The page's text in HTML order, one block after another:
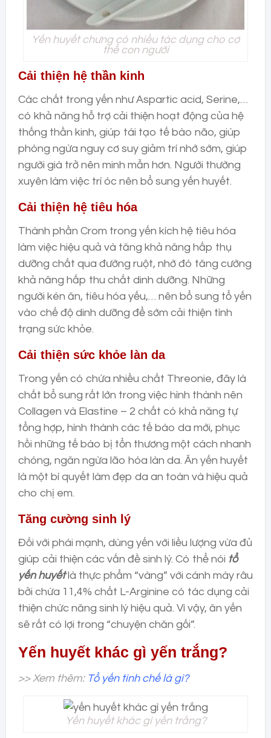
Yến huyết chưng có nhiều tác dụng cho cơ
thể con người
Cải thiện hệ thần kinh
Các chất trong yến như Aspartic acid, Serine,…
có khả năng hỗ trợ cải thiện hoạt động của hệ
thống thần kinh, giúp tái tạo tế bào não, giúp
phòng ngừa nguy cơ suy giảm trí nhớ sớm, giúp
người già trở nên minh mẫn hơn. Người thường
xuyên làm việc trí óc nên bổ sung yến huyết.
Cải thiện hệ tiêu hóa
Thành phần Crom trong yến kích hệ tiêu hóa
làm việc hiệu quả và tăng khả năng hấp thụ
dưỡng chất qua đường ruột, nhờ đó tăng cường
khả năng hấp thu chất dinh dưỡng. Những
người kén ăn, tiêu hóa yếu,… nên bổ sung tổ yến
vào chế độ dinh dưỡng để sớm cải thiện tình
trạng sức khỏe.
Cải thiện sức khỏe làn da
Trong yến có chứa nhiều chất Threonie, đây là
chất bổ sung rất lớn trong việc hình thành nên
Collagen và Elastine – 2 chất có khả năng tự
tổng hợp, hình thành các tế bào da mới, phục
hồi những tế bào bị tổn thương một cách nhanh
chóng, ngăn ngừa lão hóa làn da. Ăn yến huyết
là một bí quyết làm đẹp da an toàn và hiệu quả
cho chị em.
Tăng cường sinh lý
Đối với phái mạnh, dùng yến với liều lượng vừa đủ
giúp cải thiện các vấn đề sinh lý. Có thể nói tổ
yến huyết là thực phẩm “vàng” với cánh mày râu
bởi chứa 11,4% chất L-Arginine có tác dụng cải
thiện chức năng sinh lý hiệu quả. Vì vậy, ăn yến
sẽ rất có lợi trong “chuyện chăn gối”.
Yến huyết khác gì yến trắng?
>> Xem thêm: Tổ yến tinh chế là gì?
Yến huyết khác gì yến trắng?